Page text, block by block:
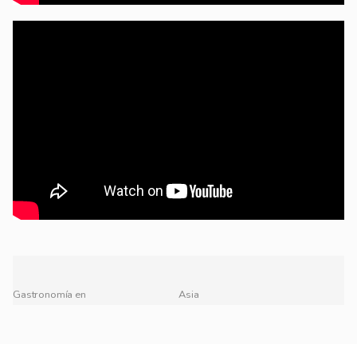
Gastronomía en
Asia